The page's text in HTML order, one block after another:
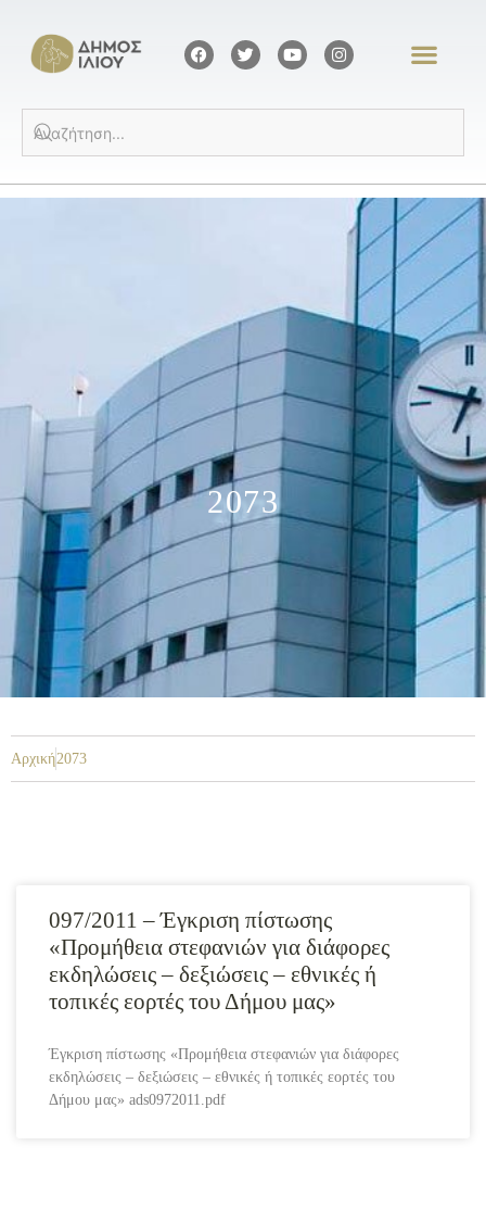
2073
Αρχική2073
097/2011 – Έγκριση πίστωσης
«Προμήθεια στεφανιών για διάφορες
εκδηλώσεις – δεξιώσεις – εθνικές ή
τοπικές εορτές του Δήμου μας»
Έγκριση πίστωσης «Προμήθεια στεφανιών για διάφορες
εκδηλώσεις – δεξιώσεις – εθνικές ή τοπικές εορτές του
Δήμου μας» ads0972011.pdf